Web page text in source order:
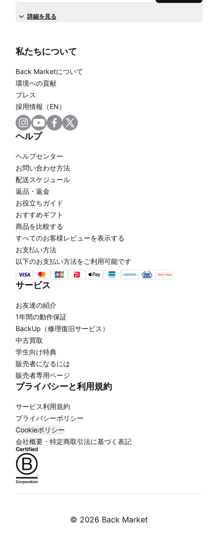
詳細を見る
私たちについて
Back Marketについて
環境への貢献
プレス
採用情報（EN）
ヘルプ
ヘルプセンター
お問い合わせ方法
配送スケジュール
返品・返金
お役立ちガイド
おすすめギフト
商品を比較する
すべてのお客様レビューを表示する
お支払い方法
以下のお支払い方法をご利用可能です
サービス
お友達の紹介
1年間の動作保証
BackUp（修理復旧サービス）
中古買取
学生向け特典
販売者になるには
販売者専用ページ
プライバシーと利用規約
サービス利用規約
プライバシーポリシー
Cookieポリシー
会社概要・特定商取引法に基づく表記
© 2026 Back Market